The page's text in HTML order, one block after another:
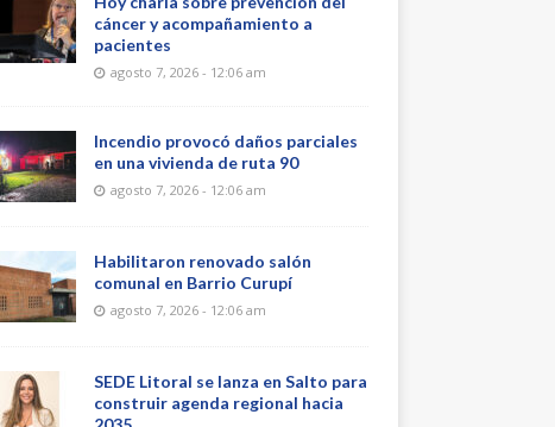
cáncer y acompañamiento a
pacientes
agosto 7, 2026 - 12:06 am
Incendio provocó daños parciales
en una vivienda de ruta 90
agosto 7, 2026 - 12:06 am
Habilitaron renovado salón
comunal en Barrio Curupí
agosto 7, 2026 - 12:06 am
SEDE Litoral se lanza en Salto para
construir agenda regional hacia